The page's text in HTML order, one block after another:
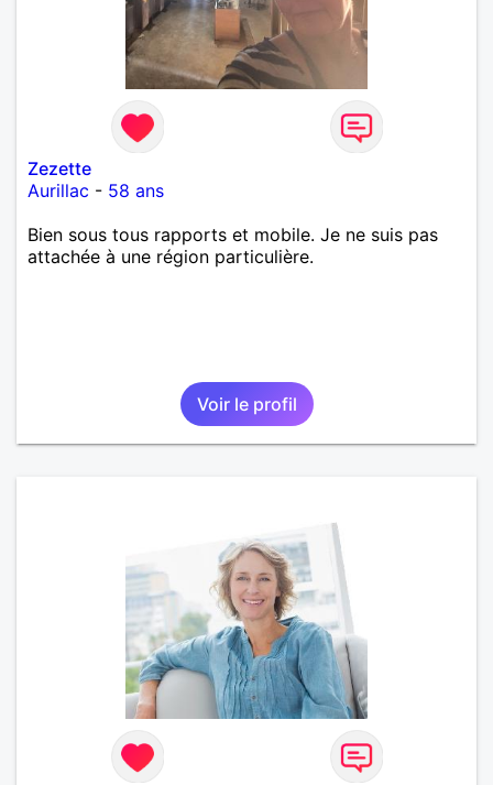
Zezette
Aurillac - 58 ans
Bien sous tous rapports et mobile. Je ne suis pas
attachée à une région particulière.
Voir le profil